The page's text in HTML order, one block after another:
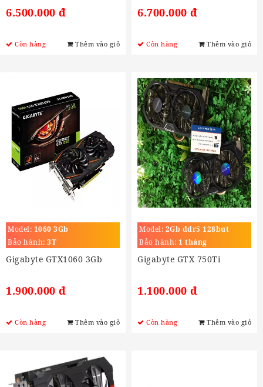
6.500.000 đ
Còn hàng Thêm vào giỏ
6.700.000 đ
Còn hàng Thêm vào giỏ
Model: 1060 3Gb
Bảo hành: 3T
Gigabyte GTX1060 3Gb
1.900.000 đ
Còn hàng Thêm vào giỏ
Model: 2Gb ddr5 128but
Bảo hành: 1 tháng
Gigabyte GTX 750Ti
1.100.000 đ
Còn hàng Thêm vào giỏ